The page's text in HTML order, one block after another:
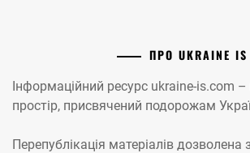
ПРО UKRAINE IS
Інформаційний ресурс ukraine-is.com –
простір, присвячений подорожам
Перепублікація матеріалів дозволена